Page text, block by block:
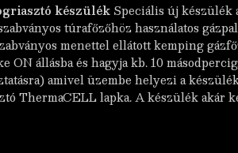
készülékSpeciális új készülék
túrafőzőhöz használatos
menettel ellátott kemping
állásba és hagyja kb. 10
amivel üzembe helyezi a
ThermaCELL lapka. A készülék akár